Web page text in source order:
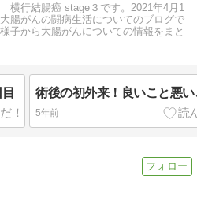
行結腸癌 stage３です。2021年4月1
腸がんの闘病生活についてのブログで
子から大腸がんについての情報をまと
術後の初外来！良いこと悪
5年前